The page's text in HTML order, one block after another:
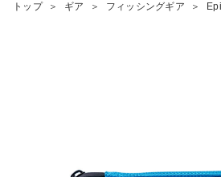
トップ ＞ ギア ＞ フィッシングギア ＞